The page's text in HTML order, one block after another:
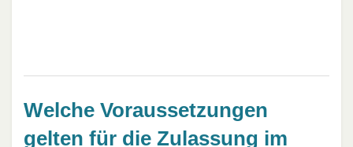
Welche Voraussetzungen
gelten für die Zulassung im